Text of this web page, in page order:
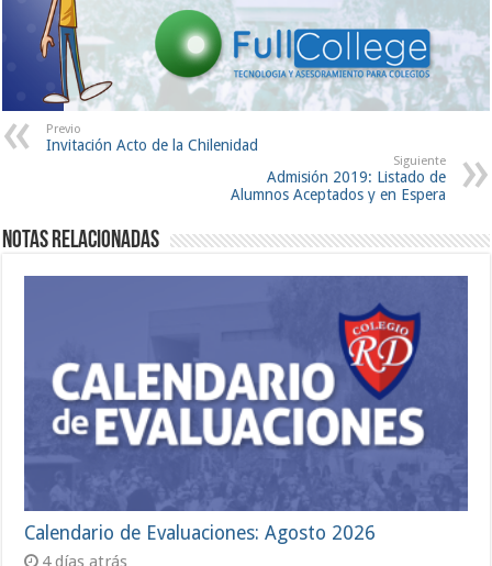
Previo
Invitación Acto de la Chilenidad
Siguiente
Admisión 2019: Listado de
Alumnos Aceptados y en Espera
Notas Relacionadas
Calendario de Evaluaciones: Agosto 2026
4 días atrás